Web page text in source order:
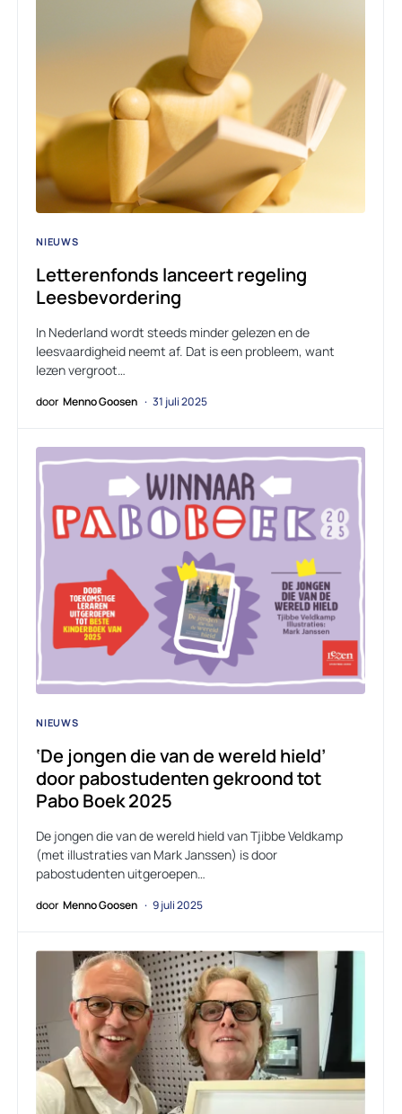
NIEUWS
Letterenfonds lanceert regeling
Leesbevordering
In Nederland wordt steeds minder gelezen en de
leesvaardigheid neemt af. Dat is een probleem, want
lezen vergroot…
door Menno Goosen 31 juli 2025
NIEUWS
‘De jongen die van de wereld hield’
door pabostudenten gekroond tot
Pabo Boek 2025
De jongen die van de wereld hield van Tjibbe Veldkamp
(met illustraties van Mark Janssen) is door
pabostudenten uitgeroepen…
door Menno Goosen 9 juli 2025